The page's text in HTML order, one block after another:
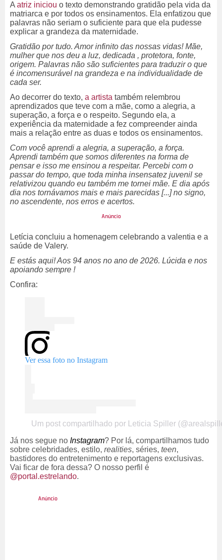
A atriz iniciou o texto demonstrando gratidão pela vida da
matriarca e por todos os ensinamentos. Ela enfatizou que
palavras não seriam o suficiente para que ela pudesse
explicar a grandeza da maternidade.
Gratidão por tudo. Amor infinito das nossas vidas! Mãe,
mulher que nos deu a luz, dedicada , protetora, fonte,
origem. Palavras não são suficientes para traduzir o que
é incomensurável na grandeza e na individualidade de
cada ser.
Ao decorrer do texto, a artista também relembrou
aprendizados que teve com a mãe, como a alegria, a
superação, a força e o respeito. Segundo ela, a
experiência da maternidade a fez compreender ainda
mais a relação entre as duas e todos os ensinamentos.
Com você aprendi a alegria, a superação, a força.
Aprendi também que somos diferentes na forma de
pensar e isso me ensinou a respeitar. Percebi com o
passar do tempo, que toda minha insensatez juvenil se
relativizou quando eu também me tornei mãe. E dia após
dia nos tornávamos mais e mais parecidas [...] no signo,
no ascendente, nos erros e acertos.
Letícia concluiu a homenagem celebrando a valentia e a
saúde de Valery.
E estás aqui! Aos 94 anos no ano de 2026. Lúcida e nos
apoiando sempre !
Confira:
Ver essa foto no Instagram
Um post compartilhado por Leticia Spiller
Já nos segue no Instagram? Por lá, compartilhamos tudo
sobre celebridades, estilo, realities, séries, teen,
bastidores do entretenimento e reportagens exclusivas.
Vai ficar de fora dessa? O nosso perfil é
@portal.estrelando.